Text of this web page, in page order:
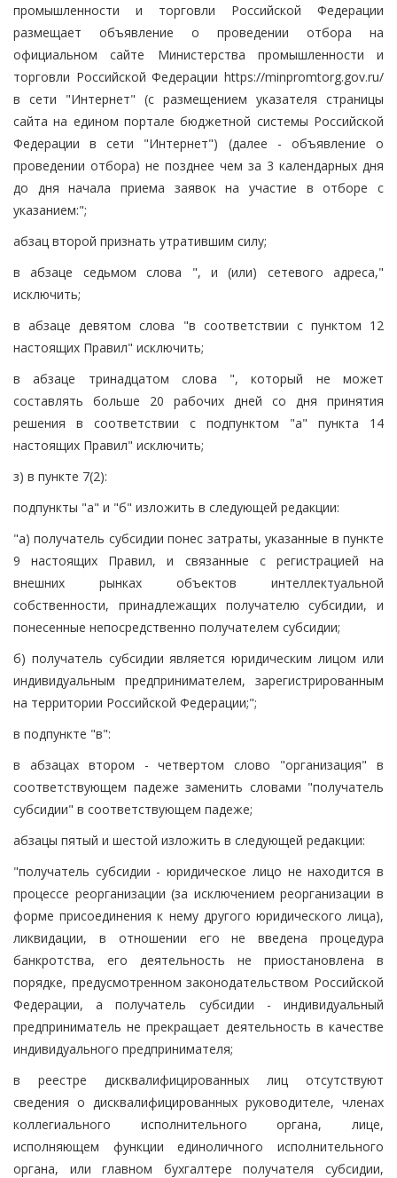
промышленности и торговли Российской Федерации
размещает объявление о проведении отбора на
официальном сайте Министерства промышленности и
торговли Российской Федерации https://minpromtorg.gov.ru/
в сети "Интернет" (с размещением указателя страницы
сайта на едином портале бюджетной системы Российской
Федерации в сети "Интернет") (далее - объявление о
проведении отбора) не позднее чем за 3 календарных дня
до дня начала приема заявок на участие в отборе с
указанием:";
абзац второй признать утратившим силу;
в абзаце седьмом слова ", и (или) сетевого адреса,"
исключить;
в абзаце девятом слова "в соответствии с пунктом 12
настоящих Правил" исключить;
в абзаце тринадцатом слова ", который не может
составлять больше 20 рабочих дней со дня принятия
решения в соответствии с подпунктом "а" пункта 14
настоящих Правил" исключить;
з) в пункте 7(2):
подпункты "а" и "б" изложить в следующей редакции:
"а) получатель субсидии понес затраты, указанные в пункте
9 настоящих Правил, и связанные с регистрацией на
внешних рынках объектов интеллектуальной
собственности, принадлежащих получателю субсидии, и
понесенные непосредственно получателем субсидии;
б) получатель субсидии является юридическим лицом или
индивидуальным предпринимателем, зарегистрированным
на территории Российской Федерации;";
в подпункте "в":
в абзацах втором - четвертом слово "организация" в
соответствующем падеже заменить словами "получатель
субсидии" в соответствующем падеже;
абзацы пятый и шестой изложить в следующей редакции:
"получатель субсидии - юридическое лицо не находится в
процессе реорганизации (за исключением реорганизации в
форме присоединения к нему другого юридического лица),
ликвидации, в отношении его не введена процедура
банкротства, его деятельность не приостановлена в
порядке, предусмотренном законодательством Российской
Федерации, а получатель субсидии - индивидуальный
предприниматель не прекращает деятельность в качестве
индивидуального предпринимателя;
в реестре дисквалифицированных лиц отсутствуют
сведения о дисквалифицированных руководителе, членах
коллегиального исполнительного органа, лице,
исполняющем функции единоличного исполнительного
органа, или главном бухгалтере получателя субсидии,